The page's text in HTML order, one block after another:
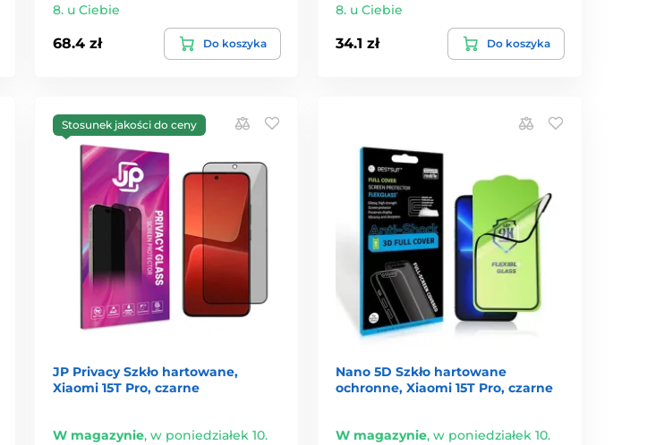
8. u Ciebie
68.4 zł Do koszyka
8. u Ciebie
34.1 zł Do koszyka
Stosunek jakości do ceny
JP Privacy Szkło hartowane,
Xiaomi 15T Pro, czarne
W magazynie, w poniedziałek 10.
Nano 5D Szkło hartowane
ochronne, Xiaomi 15T Pro, czarne
W magazynie,w poniedziałek 10.